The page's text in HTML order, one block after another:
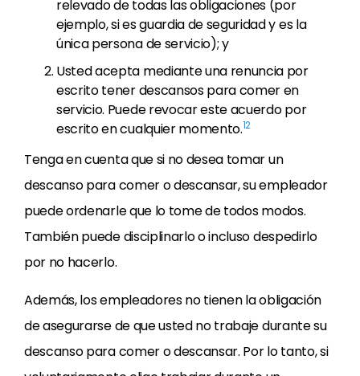
relevado de todas las obligaciones (por
ejemplo, si es guardia de seguridad y es la
única persona de servicio); y
Usted acepta mediante una renuncia por
escrito tener descansos para comer en
servicio. Puede revocar este acuerdo por
escrito en cualquier momento.12
Tenga en cuenta que si no desea tomar un
descanso para comer o descansar, su empleador
puede ordenarle que lo tome de todos modos.
También puede disciplinarlo o incluso despedirlo
por no hacerlo.
Además, los empleadores no tienen la obligación
de asegurarse de que usted no trabaje durante su
descanso para comer o descansar. Por lo tanto, si